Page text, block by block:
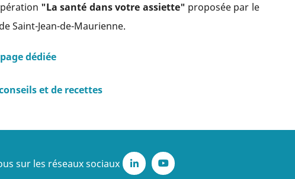
"La santé dans votre assiette" proposée par le
Saint-Jean-de-Maurienne.
dédiée
et de recettes
sur les réseaux sociaux
LinkedInYoutube